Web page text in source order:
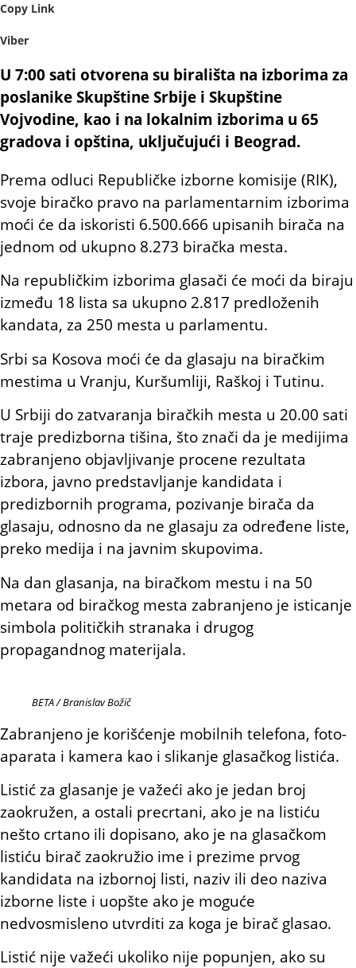
Copy Link
Viber
U 7:00 sati otvorena su birališta na izborima za
poslanike Skupštine Srbije i Skupštine
Vojvodine, kao i na lokalnim izborima u 65
gradova i opština, uključujući i Beograd.
Prema odluci Republičke izborne komisije (RIK),
svoje biračko pravo na parlamentarnim izborima
moći će da iskoristi 6.500.666 upisanih birača na
jednom od ukupno 8.273 biračka mesta.
Na republičkim izborima glasači će moći da biraju
između 18 lista sa ukupno 2.817 predloženih
kandata, za 250 mesta u parlamentu.
Srbi sa Kosova moći će da glasaju na biračkim
mestima u Vranju, Kuršumliji, Raškoj i Tutinu.
U Srbiji do zatvaranja biračkih mesta u 20.00 sati
traje predizborna tišina, što znači da je medijima
zabranjeno objavljivanje procene rezultata
izbora, javno predstavljanje kandidata i
predizbornih programa, pozivanje birača da
glasaju, odnosno da ne glasaju za određene liste,
preko medija i na javnim skupovima.
Na dan glasanja, na biračkom mestu i na 50
metara od biračkog mesta zabranjeno je isticanje
simbola političkih stranaka i drugog
propagandnog materijala.
BETA / Branislav Božič
Zabranjeno je korišćenje mobilnih telefona, foto-
aparata i kamera kao i slikanje glasačkog listića.
Listić za glasanje je važeći ako je jedan broj
zaokružen, a ostali precrtani, ako je na listiću
nešto crtano ili dopisano, ako je na glasačkom
listiću birač zaokružio ime i prezime prvog
kandidata na izbornoj listi, naziv ili deo naziva
izborne liste i uopšte ako je moguće
nedvosmisleno utvrditi za koga je birač glasao.
Listić nije važeći ukoliko nije popunjen, ako su